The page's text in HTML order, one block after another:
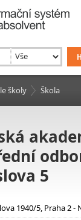
školy Škola
5
1940/5, Praha 2 -